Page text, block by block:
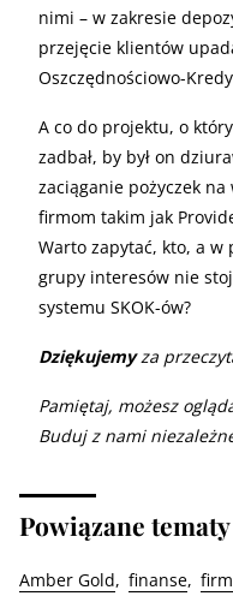
nimi – w zakresie
przejęcie klientów
Oszczędnościowo-
A co do projektu, o
zadbał, by był on
zaciąganie pożyczek
firmom takim jak
Warto zapytać, kto, a w
grupy interesów nie
systemu SKOK-ów?
Dziękujemyza
Pamiętaj, możesz
Buduj z nami
Powiązane tematy
Amber Gold finanse